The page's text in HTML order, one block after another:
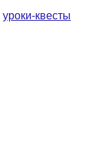
уроки-квесты